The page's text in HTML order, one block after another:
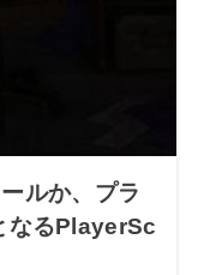
ルか、プラ
なるPlayerSc